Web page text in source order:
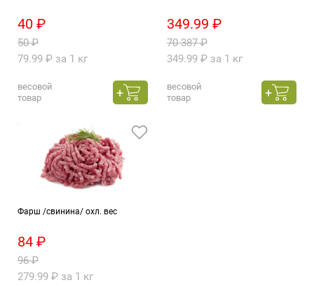
40 ₽
50 ₽
79.99 ₽ за 1 кг
весовой
товар
349.99 ₽
70 387 ₽
349.99 ₽ за 1 кг
весовой
товар
Фарш /свинина/ охл. вес
84 ₽
96 ₽
279.99 ₽ за 1 кг